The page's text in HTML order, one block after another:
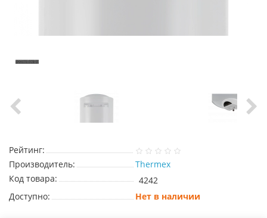
Рейтинг:
Производитель:
Thermex
Код товара:
4242
Доступно:
Нет в наличии